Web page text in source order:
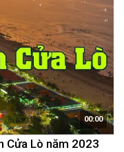
00:00
Cửa Lò năm 2023